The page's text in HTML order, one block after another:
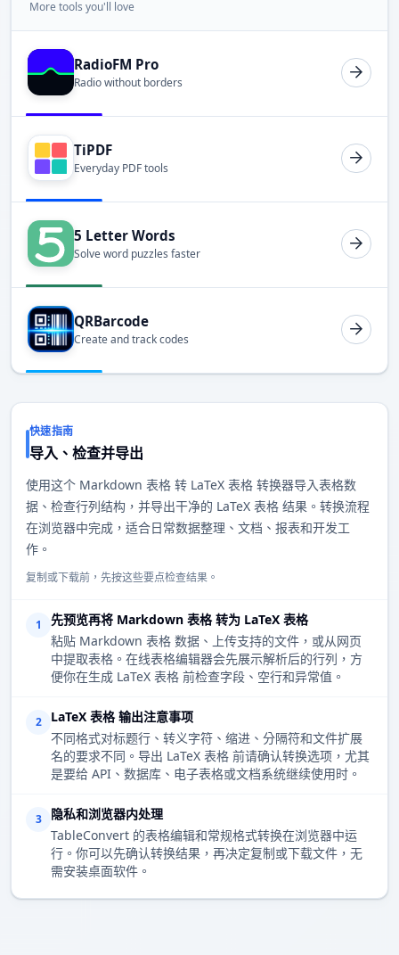
More tools you'll love
RadioFM Pro
Radio without borders
TiPDF
Everyday PDF tools
5 Letter Words
Solve word puzzles faster
QRBarcode
Create and track codes
快速指南
导入、检查并导出
使用这个 Markdown 表格 转 LaTeX 表格 转换器导入表格数
据、检查行列结构，并导出干净的 LaTeX 表格 结果。转换流程
在浏览器中完成，适合日常数据整理、文档、报表和开发工
作。
复制或下载前，先按这些要点检查结果。
1
先预览再将 Markdown 表格 转为 LaTeX 表格
粘贴 Markdown 表格 数据、上传支持的文件，或从网页
中提取表格。在线表格编辑器会先展示解析后的行列，方
便你在生成 LaTeX 表格 前检查字段、空行和异常值。
2
LaTeX 表格 输出注意事项
不同格式对标题行、转义字符、缩进、分隔符和文件扩展
名的要求不同。导出 LaTeX 表格 前请确认转换选项，尤其
是要给 API、数据库、电子表格或文档系统继续使用时。
3
隐私和浏览器内处理
TableConvert 的表格编辑和常规格式转换在浏览器中运
行。你可以先确认转换结果，再决定复制或下载文件，无
需安装桌面软件。